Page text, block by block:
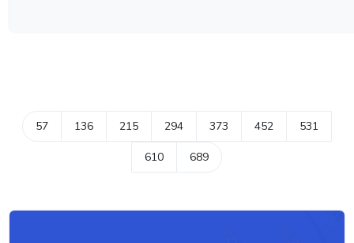
57 136 215 294 373 452 531
610 689